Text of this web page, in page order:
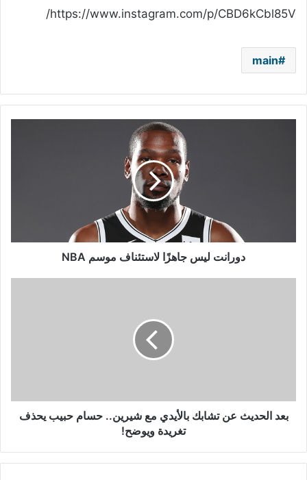
https://www.instagram.com/p/CBD6kCbl85V/
main
دورانت ليس جاهزًا لاستئناف موسم NBA
حبيب
يحذف
بعد الحديث عن تشابك بالأيدي مع شيرين.. حسام حبيب يحذف
تغريدة ويوضح!